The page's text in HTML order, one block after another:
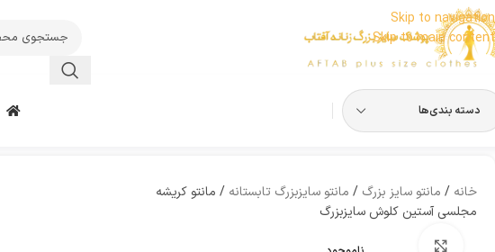
Skip to navigation
Skip to main content
دسته بندی‌ها
خانه مانتو سایز بزرگ مانتو سایزبزرگ تابستانه
مانتو کریشه
مجلسی آستین کلوش سایزبزرگ
بزرگنمایی تصویر